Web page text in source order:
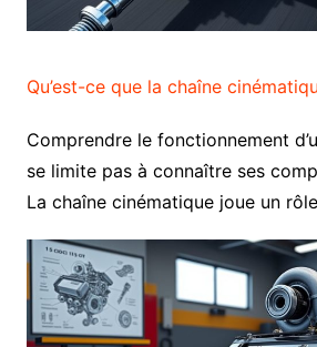
Qu’est-ce que la chaîne
Comprendre le fonctionnement
se limite pas à connaître ses
La chaîne cinématique joue un